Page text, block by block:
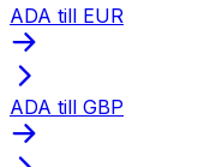
ADA till EUR
ADA till GBP